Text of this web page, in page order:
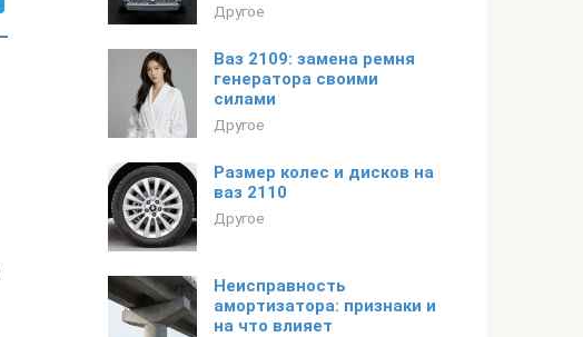
Другое
Ваз 2109: замена ремня
генератора своими
силами
Другое
Размер колес и дисков на
ваз 2110
Другое
Неисправность
амортизатора: признаки и
на что влияет